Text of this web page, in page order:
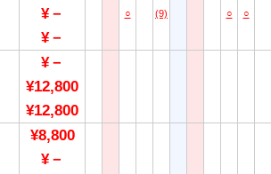
¥－
¥－
○ (9) ○ ○
¥－
¥12,800
¥12,800
¥8,800
¥－